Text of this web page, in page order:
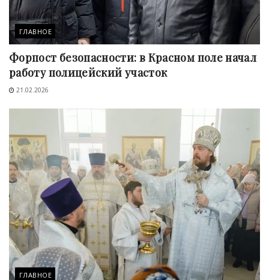
ГЛАВНОЕ
Форпост безопасности: в Красном поле начал
работу полицейский участок
21.02.2026
ГЛАВНОЕ